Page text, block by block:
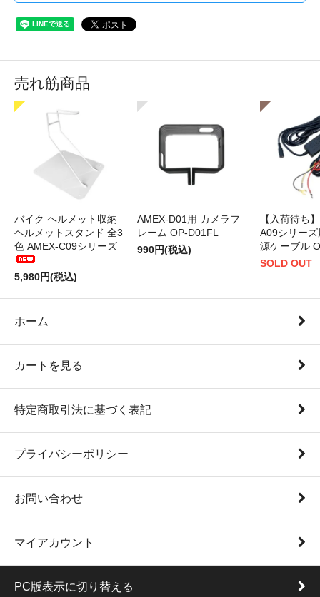
売れ筋商品
バイク ヘルメット収納
ヘルメットスタンド 全3
色 AMEX-C09シリーズ
5,980円(税込)
AMEX-D01用 カメラフ
レーム OP-D01FL
990円(税込)
【入荷待ち
A09シリー
源ケーブル
SOLD OUT
ホーム
カートを見る
特定商取引法に基づく表記
プライバシーポリシー
お問い合わせ
マイアカウント
PC版表示に切り替える